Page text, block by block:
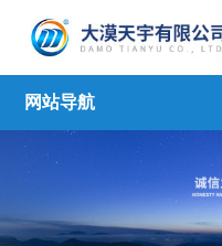
网站导航